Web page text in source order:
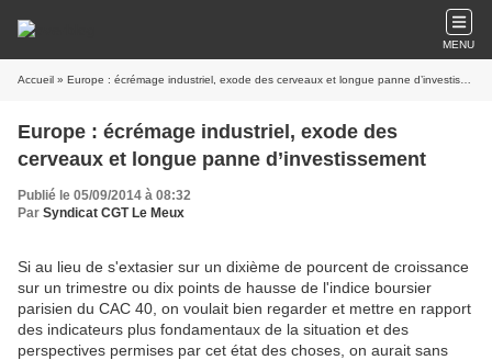
MENU
Accueil » Europe : écrémage industriel, exode des cerveaux et longue panne d’investissement
Europe : écrémage industriel, exode des
cerveaux et longue panne d’investissement
Publié le 05/09/2014 à 08:32
Par Syndicat CGT Le Meux
Si au lieu de s'extasier sur un dixième de pourcent de croissance
sur un trimestre ou dix points de hausse de l'indice boursier
parisien du CAC 40, on voulait bien regarder et mettre en rapport
des indicateurs plus fondamentaux de la situation et des
perspectives permises par cet état des choses, on aurait sans